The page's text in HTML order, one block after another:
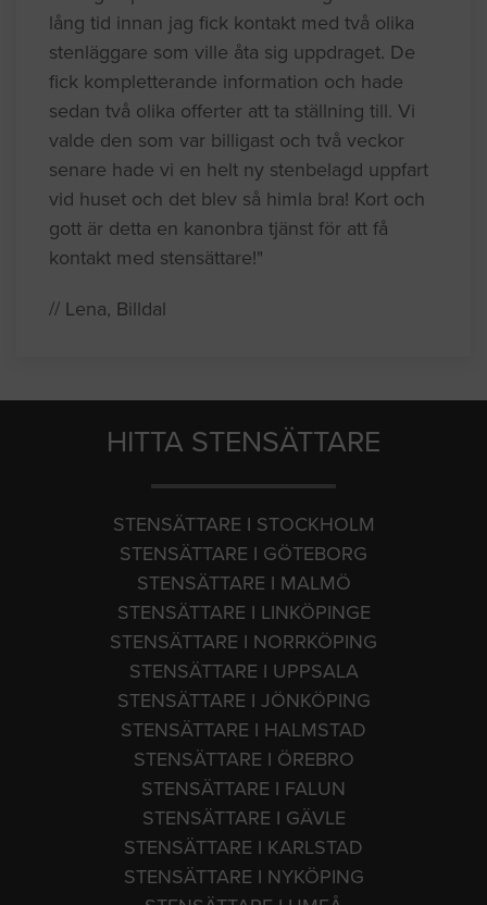
lång tid innan jag fick kontakt med två olika
stenläggare som ville åta sig uppdraget. De
fick kompletterande information och hade
sedan två olika offerter att ta ställning till. Vi
valde den som var billigast och två veckor
senare hade vi en helt ny stenbelagd uppfart
vid huset och det blev så himla bra! Kort och
gott är detta en kanonbra tjänst för att få
kontakt med stensättare!"
// Lena, Billdal
HITTA STENSÄTTARE
STENSÄTTARE I STOCKHOLM
STENSÄTTARE I GÖTEBORG
STENSÄTTARE I MALMÖ
STENSÄTTARE I LINKÖPINGE
STENSÄTTARE I NORRKÖPING
STENSÄTTARE I UPPSALA
STENSÄTTARE I JÖNKÖPING
STENSÄTTARE I HALMSTAD
STENSÄTTARE I ÖREBRO
STENSÄTTARE I FALUN
STENSÄTTARE I GÄVLE
STENSÄTTARE I KARLSTAD
STENSÄTTARE I NYKÖPING